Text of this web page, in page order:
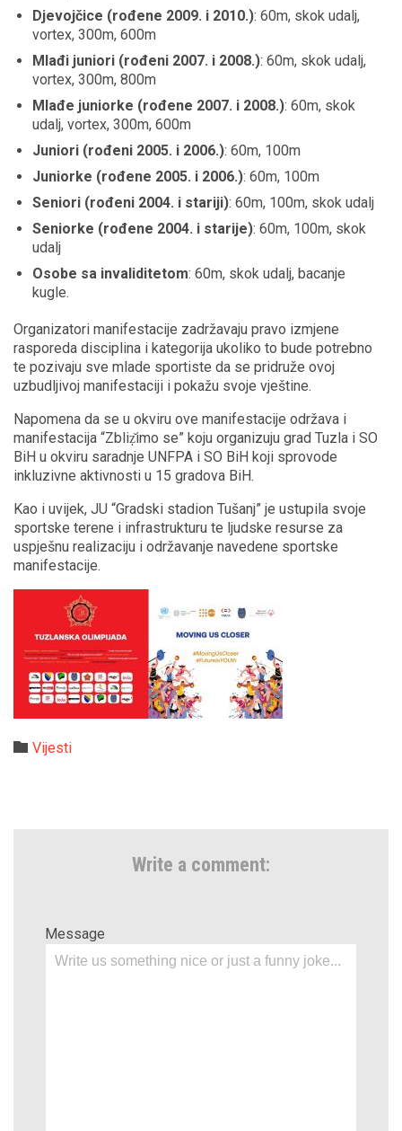
Djevojčice (rođene 2009. i 2010.): 60m, skok udalj,
vortex, 300m, 600m
Mlađi juniori (rođeni 2007. i 2008.): 60m, skok udalj,
vortex, 300m, 800m
Mlađe juniorke (rođene 2007. i 2008.): 60m, skok
udalj, vortex, 300m, 600m
Juniori (rođeni 2005. i 2006.): 60m, 100m
Juniorke (rođene 2005. i 2006.): 60m, 100m
Seniori (rođeni 2004. i stariji): 60m, 100m, skok udalj
Seniorke (rođene 2004. i starije): 60m, 100m, skok
udalj
Osobe sa invaliditetom: 60m, skok udalj, bacanje
kugle.
Organizatori manifestacije zadržavaju pravo izmjene
rasporeda disciplina i kategorija ukoliko to bude potrebno
te pozivaju sve mlade sportiste da se pridruže ovoj
uzbudljivoj manifestaciji i pokažu svoje vještine.
Napomena da se u okviru ove manifestacije održava i
manifestacija “Zbliẓ̌imo se” koju organizuju grad Tuzla i SO
BiH u okviru saradnje UNFPA i SO BiH koji sprovode
inkluzivne aktivnosti u 15 gradova BiH.
Kao i uvijek, JU “Gradski stadion Tušanj” je ustupila svoje
sportske terene i infrastrukturu te ljudske resurse za
uspješnu realizaciju i održavanje navedene sportske
manifestacije.
 Category
Vijesti
Write a comment:
Message